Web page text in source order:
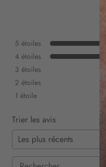
5 étoiles
4 étoiles
3 étoiles
2 étoiles
1 étoile
Trier les avis